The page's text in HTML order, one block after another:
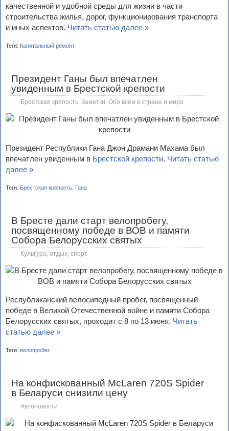
качественной и удобной среды для жизни в части
строительства жилья, дорог, функционирования транспорта
и иных аспектов. Читать статью далее »
Теги: Капитальный ремонт
Президент Ганы был впечатлен
увиденным в Брестской крепости
Брестская крепость Заметки. Обо всём в стране и мире
Президент Республики Гана Джон Драмани Махама был
впечатлен увиденным в Брестской крепости. Читать статью
далее »
Теги: Брестская крепость Гана
В Бресте дали старт велопробегу,
посвященному победе в ВОВ и памяти
Собора Белорусских святых
Культура, отдых, спорт
Республиканский велосипедный пробег, посвященный
победе в Великой Отечественной войне и памяти Собора
Белорусских святых, проходит с 8 по 13 июня. Читать
статью далее »
Теги: велопробег
​На конфискованный McLaren 720S Spider
в Беларуси снизили цену
Автоновости